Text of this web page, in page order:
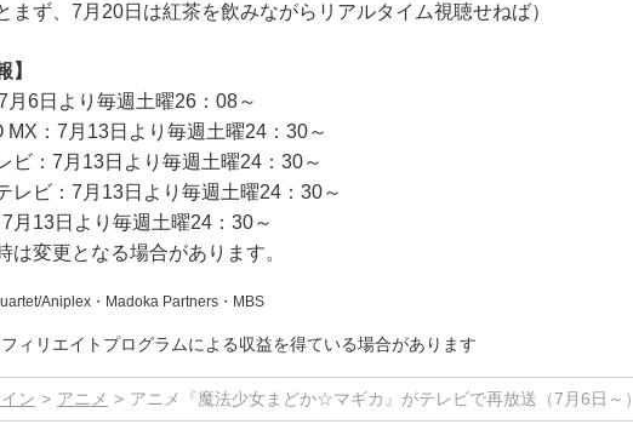
まず、7月20日は紅茶を飲みながらリアルタイム視聴せねば）
】
月6日より毎週土曜26：08～
MX：7月13日より毎週土曜24：30～
ビ：7月13日より毎週土曜24：30～
レビ：7月13日より毎週土曜24：30～
7月13日より毎週土曜24：30～
は変更となる場合があります。
Aniplex・Madoka Partners・MBS
ィリエイトプログラムによる収益を得ている場合があります
ン アニメ アニメ『魔法少女まどか☆マギカ』がテレビで再放送（7月6日～）